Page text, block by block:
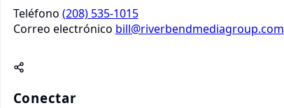
Teléfono (208) 535-1015
Correo electrónico bill@riverbendmediagroup.com
Conectar